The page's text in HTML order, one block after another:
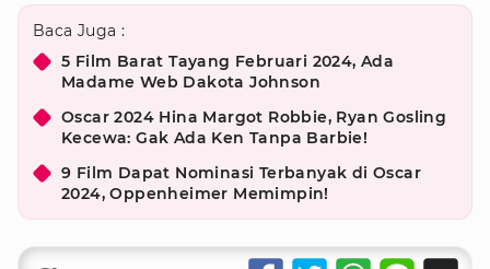
Baca Juga :
5 Film Barat Tayang Februari 2024, Ada
Madame Web Dakota Johnson
Oscar 2024 Hina Margot Robbie, Ryan Gosling
Kecewa: Gak Ada Ken Tanpa Barbie!
9 Film Dapat Nominasi Terbanyak di Oscar
2024, Oppenheimer Memimpin!